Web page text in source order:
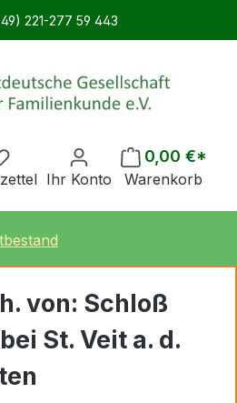
221-277 59 443
Ihr Konto
0,00 €*
Warenkorb
von: Schloß
St. Veit a. d.